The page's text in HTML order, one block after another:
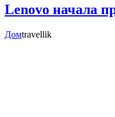
Lenovo начала
Домtravellik